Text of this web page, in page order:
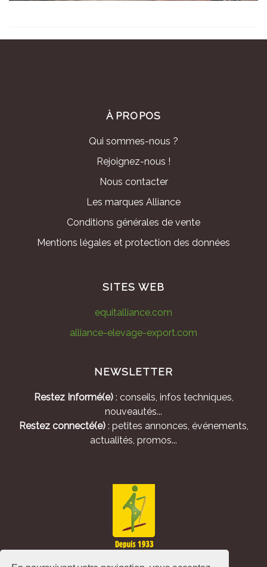
À PROPOS
Qui sommes-nous ?
Rejoignez-nous !
Nous contacter
Les marques Alliance
Conditions générales de vente
Mentions légales et protection des données
SITES WEB
equitalliance.com
alliance-elevage-export.com
NEWSLETTER
Restez Informé(e): conseils, infos techniques,
nouveautés...
Restez connecté(e): petites annonces, événements,
actualités, promos...